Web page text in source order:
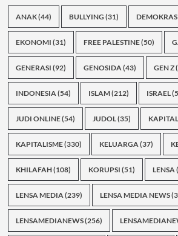
ANAK(44) BULLYING (31)
EKONOMI (31) FREE PALESTINE(50)
GENERASI (92) GENOSIDA(43) GEN Z
INDONESIA(54) ISLAM(212) ISRAEL
JUDI ONLINE(54) JUDOL(35)
KAPITALISME(330) KELUARGA(37)
KHILAFAH(108) KORUPSI (51) LENSA
LENSA MEDIA(239) LENSA MEDIA NEWS
LENSAMEDIANEWS(256)